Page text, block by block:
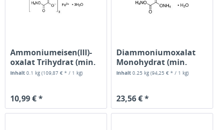
Ammoniumeisen(III)-
oxalat Trihydrat (min.
98%)
Inhalt0.1 kg(109,87 € * / 1 kg)
10,99 € *
Diammoniumoxalat
Monohydrat (min.
99,5%, zur...
Inhalt0.25 kg(94,25 € * / 1 kg)
23,56 € *